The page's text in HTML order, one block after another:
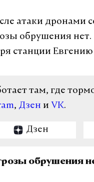
атаки дронами
обрушения нет.
станции
там, где
, Дзен и VK.
Дзен
обрушения